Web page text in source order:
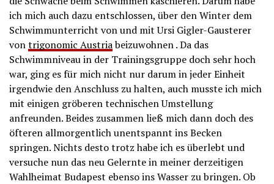
ich mich auch dazu entschlossen, über den Winter dem
Schwimmunterricht von und mit Ursi Gigler-Gausterer
vontrigonomic Austriabeizuwohnen . Da das
Schwimmniveau in der Trainingsgruppe doch sehr hoch
war, ging es für mich nicht nur darum in jeder Einheit
irgendwie den Anschluss zu halten, auch musste ich mich
mit einigen gröberen technischen Umstellung
anfreunden. Beides zusammen ließ mich dann doch des
öfteren allmorgentlich unentspannt ins Becken
springen. Nichts desto trotz habe ich es überlebt und
versuche nun das neu Gelernte in meiner derzeitigen
Wahlheimat Budapest ebenso ins Wasser zu bringen. Ob